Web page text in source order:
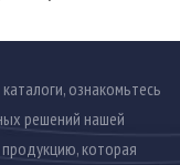
ознакомьтесь
решений нашей
которая